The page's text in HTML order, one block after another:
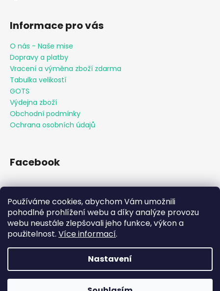
Používáme cookies, abychom Vám umožnili
pohodlné prohlížení webu a díky analýze provozu
webu neustále zlepšovali jeho funkce, výkon a
použitelnost. Více informací.
Nastavení
Informace pro vás
O nás - Naše mise
Dopravy a platby
Vracení a výměna zboží zdarma
Tabulka velikostí
GOTS
Výdejna zboží
Obchodní podmínky
Ochrana osobních údajů
Facebook
Přijímáme online platby
Vytvořil Shoptet